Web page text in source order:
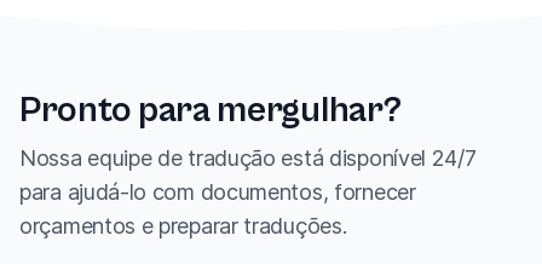
Pronto para mergulhar?
Nossa equipe de tradução está disponível 24/7
para ajudá-lo com documentos, fornecer
orçamentos e preparar traduções.